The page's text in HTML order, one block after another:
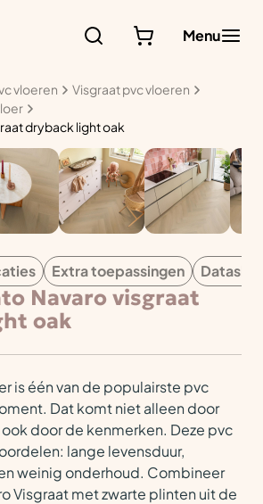
Menu
vloeren
Visgraat pvc vloeren
dryback light oak
Extra toepassingen
Navaro visgraat
oak
is één van de populairste pvc
Dat komt niet alleen door
door de kenmerken. Deze pvc
lange levensduur,
weinig onderhoud. Combineer
Visgraat met zwarte plinten uit de